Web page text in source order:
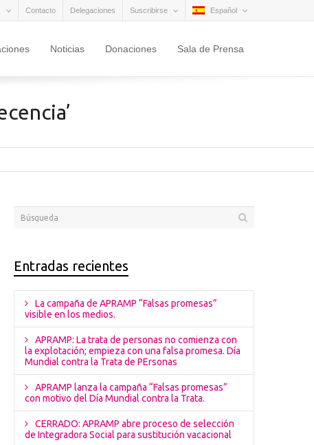
Suscribirse Español
Contacto Delegaciones
Noticias Donaciones Sala de Prensa
Entradas recientes
La campaña de APRAMP “Falsas promesas”
visible en los medios.
APRAMP: La trata de personas no comienza con
la explotación; empieza con una falsa promesa. Día
Mundial contra la Trata de PErsonas
APRAMP lanza la campaña “Falsas promesas”
con motivo del Día Mundial contra la Trata.
CERRADO: APRAMP abre proceso de selección
de Integradora Social para sustitución vacacional